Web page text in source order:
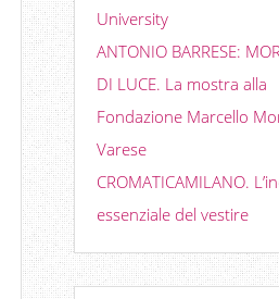
University
ANTONIO BARRESE:
DI LUCE. La mostra alla
Fondazione Marcello
Varese
CROMATICAMILANO.
essenziale del vestire